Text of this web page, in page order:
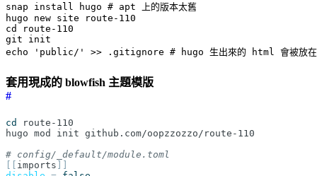
snap install hugo # apt 上的版本太舊
hugo new site route-110
cd route-110
git init
套用現成的 blowfish 主題模版
#
cd
# config/_default/module.toml
imports